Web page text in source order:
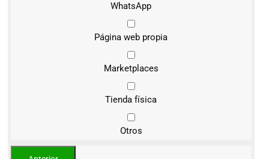
WhatsApp
Página web propia
Marketplaces
Tienda física
Otros